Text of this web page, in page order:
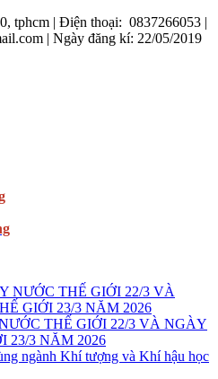
tphcm | Điện thoại: 0837266053 |
| Ngày đăng kí: 22/05/2019
THẾ GIỚI 22/3 VÀ NGÀY
23/3 NĂM 2026